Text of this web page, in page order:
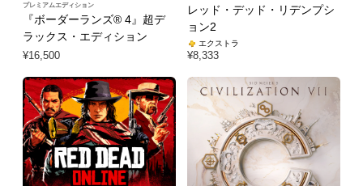
『ボーダーランズ® 4』超デ
ラックス・エディション
プレミアムエディション
¥16,500
レッド・デッド・リデンプシ
ョン2
エクストラ
¥8,333